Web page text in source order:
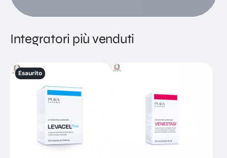
Integratori più venduti
Levacel
Plus
Esaurito Venestasi